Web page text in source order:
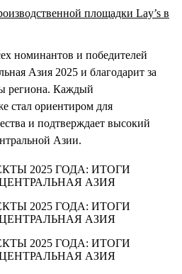
площадки Lay’s в
номинантов и победителей
Азия 2025 и благодарит за
региона. Каждый
стал ориентиром для
и подтверждает высокий
Азии.